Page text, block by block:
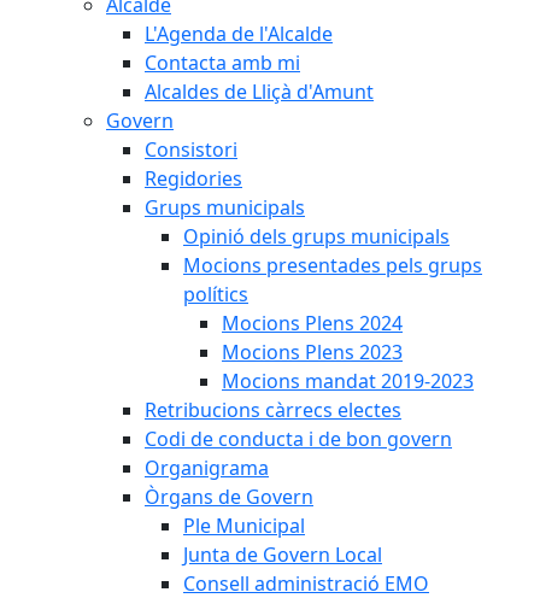
L'Agenda de l'Alcalde
Contacta amb mi
Alcaldes de Lliçà d'Amunt
Govern
Consistori
Regidories
Grups municipals
Opinió dels grups municipals
Mocions presentades pels grups
polítics
Mocions Plens 2024
Mocions Plens 2023
Mocions mandat 2019-2023
Retribucions càrrecs electes
Codi de conducta i de bon govern
Organigrama
Òrgans de Govern
Ple Municipal
Junta de Govern Local
Consell administració EMO